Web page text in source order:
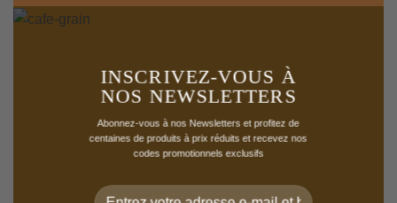
INSCRIVEZ-VOUS À
NOS NEWSLETTERS
Abonnez-vous à nos Newsletters et profitez de
centaines de produits à prix réduits et recevez nos
codes promotionnels exclusifs